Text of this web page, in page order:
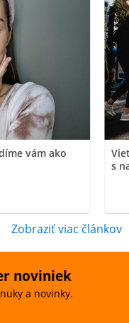
vám ako
s
Zobraziť viac článkov
noviniek
a novinky.